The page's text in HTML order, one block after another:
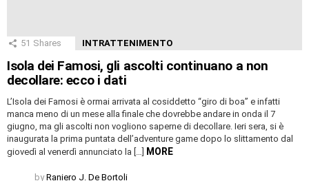
51 Shares INTRATTENIMENTO
Isola dei Famosi, gli ascolti continuano a non
decollare: ecco i dati
L’Isola dei Famosi è ormai arrivata al cosiddetto “giro di boa” e infatti
manca meno di un mese alla finale che dovrebbe andare in onda il 7
giugno, ma gli ascolti non vogliono saperne di decollare. Ieri sera, si è
inaugurata la prima puntata dell’adventure game dopo lo slittamento dal
giovedì al venerdì annunciato la […] MORE
by Raniero J. De Bortoli